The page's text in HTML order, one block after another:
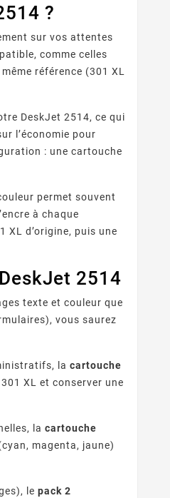
Marques Offrent Les
Garanties Sur Les
D’encre
Compatibles ?
quelles marques de
compatibles
certifications,
1 à 2 ans et ...
?
sur vos attentes
comme celles
référence (301 XL
DeskJet 2514, ce qui
l’économie pour
: une cartouche
permet souvent
à chaque
XL d’origine, puis une
2514
texte et couleur que
vous saurez
lacartouche
XL et conserver une
lacartouche
magenta, jaune)
lepack 2